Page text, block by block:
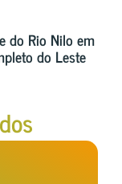
do Rio Nilo em
do Leste